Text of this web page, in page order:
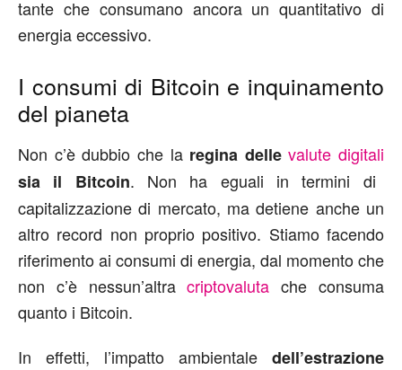
tante che consumano ancora un quantitativo di
energia eccessivo.
I consumi di Bitcoin e inquinamento
del pianeta
Non c’è dubbio che la regina dellevalute digitali
sia il Bitcoin. Non ha eguali in termini di
capitalizzazione di mercato, ma detiene anche un
altro record non proprio positivo. Stiamo facendo
riferimento ai consumi di energia, dal momento che
non c’è nessun’altracriptovaluta che consuma
quanto i Bitcoin.
In effetti, l’impatto ambientale dell’estrazione